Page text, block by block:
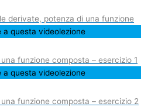
derivate, potenza di una funzione
a questa videolezione
funzione composta – esercizio 1
a questa videolezione
una funzione composta – esercizio 2